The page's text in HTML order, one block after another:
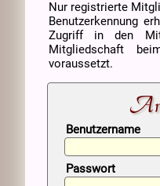
Verein
Kapellen
Medien
Nur registrierte
Benutzerkennung
Zugriff in den
Mitgliedschaft
voraussetzt.
Benutzername
Passwort